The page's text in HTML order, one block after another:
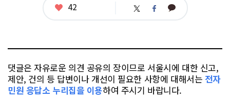
좋
42 트 페 카
댓글은 자유로운 의견 공유의 장이므로 서울시에 대한 신고,
제안, 건의 등 답변이나 개선이 필요한 사항에 대해서는 전자
민원 응답소 누리집을 이용하여 주시기 바랍니다.